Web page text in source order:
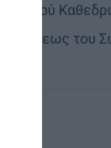
Ιερού
του